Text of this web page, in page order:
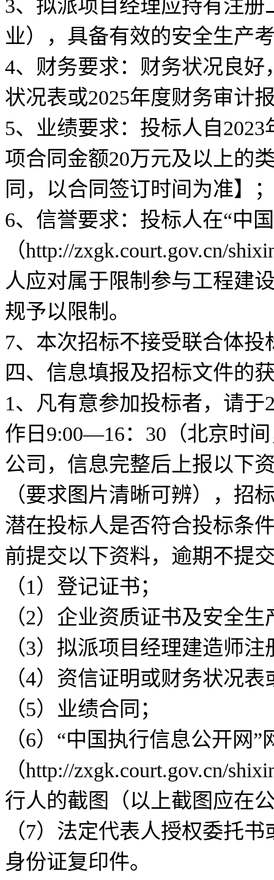
3、拟派项目经理应持有注
业），具备有效的安全生产
4、财务要求：财务状况良好
状况表或2025年度财务审计
5、业绩要求：投标人自
项合同金额20万元及以上的
同，以合同签订时间为准】
6、信誉要求：投标人在“中
（http://zxgk.court.gov.cn/
人应对属于限制参与工程建
规予以限制。
7、本次招标不接受联合体投
四、信息填报及招标文件的
1、凡有意参加投标者，请于
作日9:00—16：30（北京时
公司，信息完整后上报以下
（要求图片清晰可辨），招
潜在投标人是否符合投标条
前提交以下资料，逾期不提
（1）登记证书；
（2）企业资质证书及安全
（3）拟派项目经理建造师
（4）资信证明或财务状况
（5）业绩合同；
（6）“中国执行信息公开网”
（http://zxgk.court.gov.cn/
行人的截图（以上截图应在
（7）法定代表人授权委托
身份证复印件。